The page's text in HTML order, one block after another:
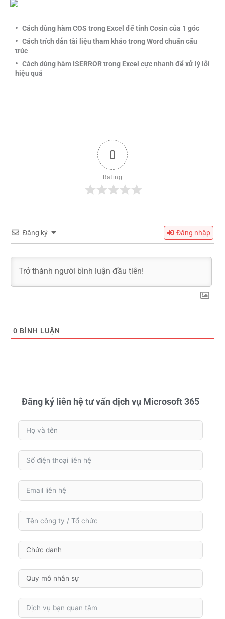
Cách dùng hàm COS trong Excel để tính Cosin của 1 góc
Cách trích dẫn tài liệu tham khảo trong Word chuẩn cấu
trúc
Cách dùng hàm ISERROR trong Excel cực nhanh để xử lý lỗi
hiệu quả
0
Rating
Đăng ký Đăng nhập
0 BÌNH LUẬN
Đăng ký liên hệ tư vấn dịch vụ Microsoft 365